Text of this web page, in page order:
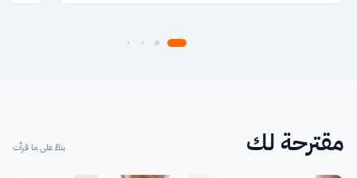
مقترحة لك بناءً على ما قرأت